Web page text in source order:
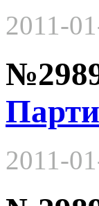
2011-
2011-